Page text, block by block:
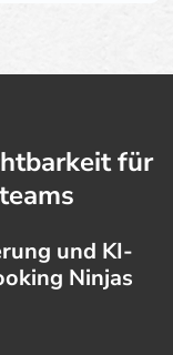
für
und KI-
Ninjas